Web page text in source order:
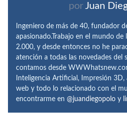
por Juan
Ingeniero de más de 40, fundador
apasionado.Trabajo en el mundo de
2.000, y desde entonces no he
atención a todas las novedades del
contamos desde
Inteligencia Artificial, Impresión
web y todo lo relacionado con el
encontrarme en @juandiegopolo y